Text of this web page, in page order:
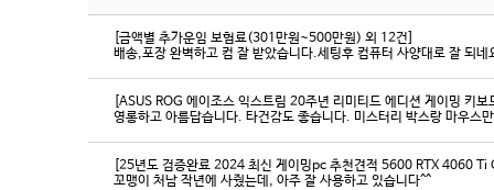
[금액별 추가운임 보험료(301만원~500만원) 외 12건]
배송,포장 완벽하고 컴 잘 받았습니다.세팅후 컴퓨터 사양대로 잘 되
[ASUS ROG 에이조스 익스트림 20주년 리미티드 에디션 게이밍 키
영롱하고 아름답습니다. 타건감도 좋습니다. 미스터리 박스랑 마우스
[25년도 검증완료 2024 최신 게이밍pc 추천견적 5600 RTX 4060
꼬맹이 처남 작년에 사줬는데, 아주 잘 사용하고 있습니다^^